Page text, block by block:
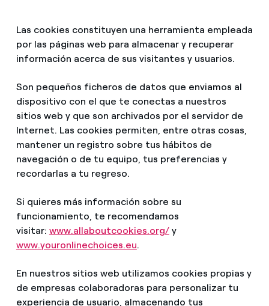
Las cookies constituyen una herramienta empleada
por las páginas web para almacenar y recuperar
información acerca de sus visitantes y usuarios.
Son pequeños ficheros de datos que enviamos al
dispositivo con el que te conectas a nuestros
sitios web y que son archivados por el servidor de
Internet. Las cookies permiten, entre otras cosas,
mantener un registro sobre tus hábitos de
navegación o de tu equipo, tus preferencias y
recordarlas a tu regreso.
Si quieres más información sobre su
funcionamiento, te recomendamos
visitar: www.allaboutcookies.org/y
www.youronlinechoices.eu.
En nuestros sitios web utilizamos cookies propias y
de empresas colaboradoras para personalizar tu
experiencia de usuario, almacenando tus